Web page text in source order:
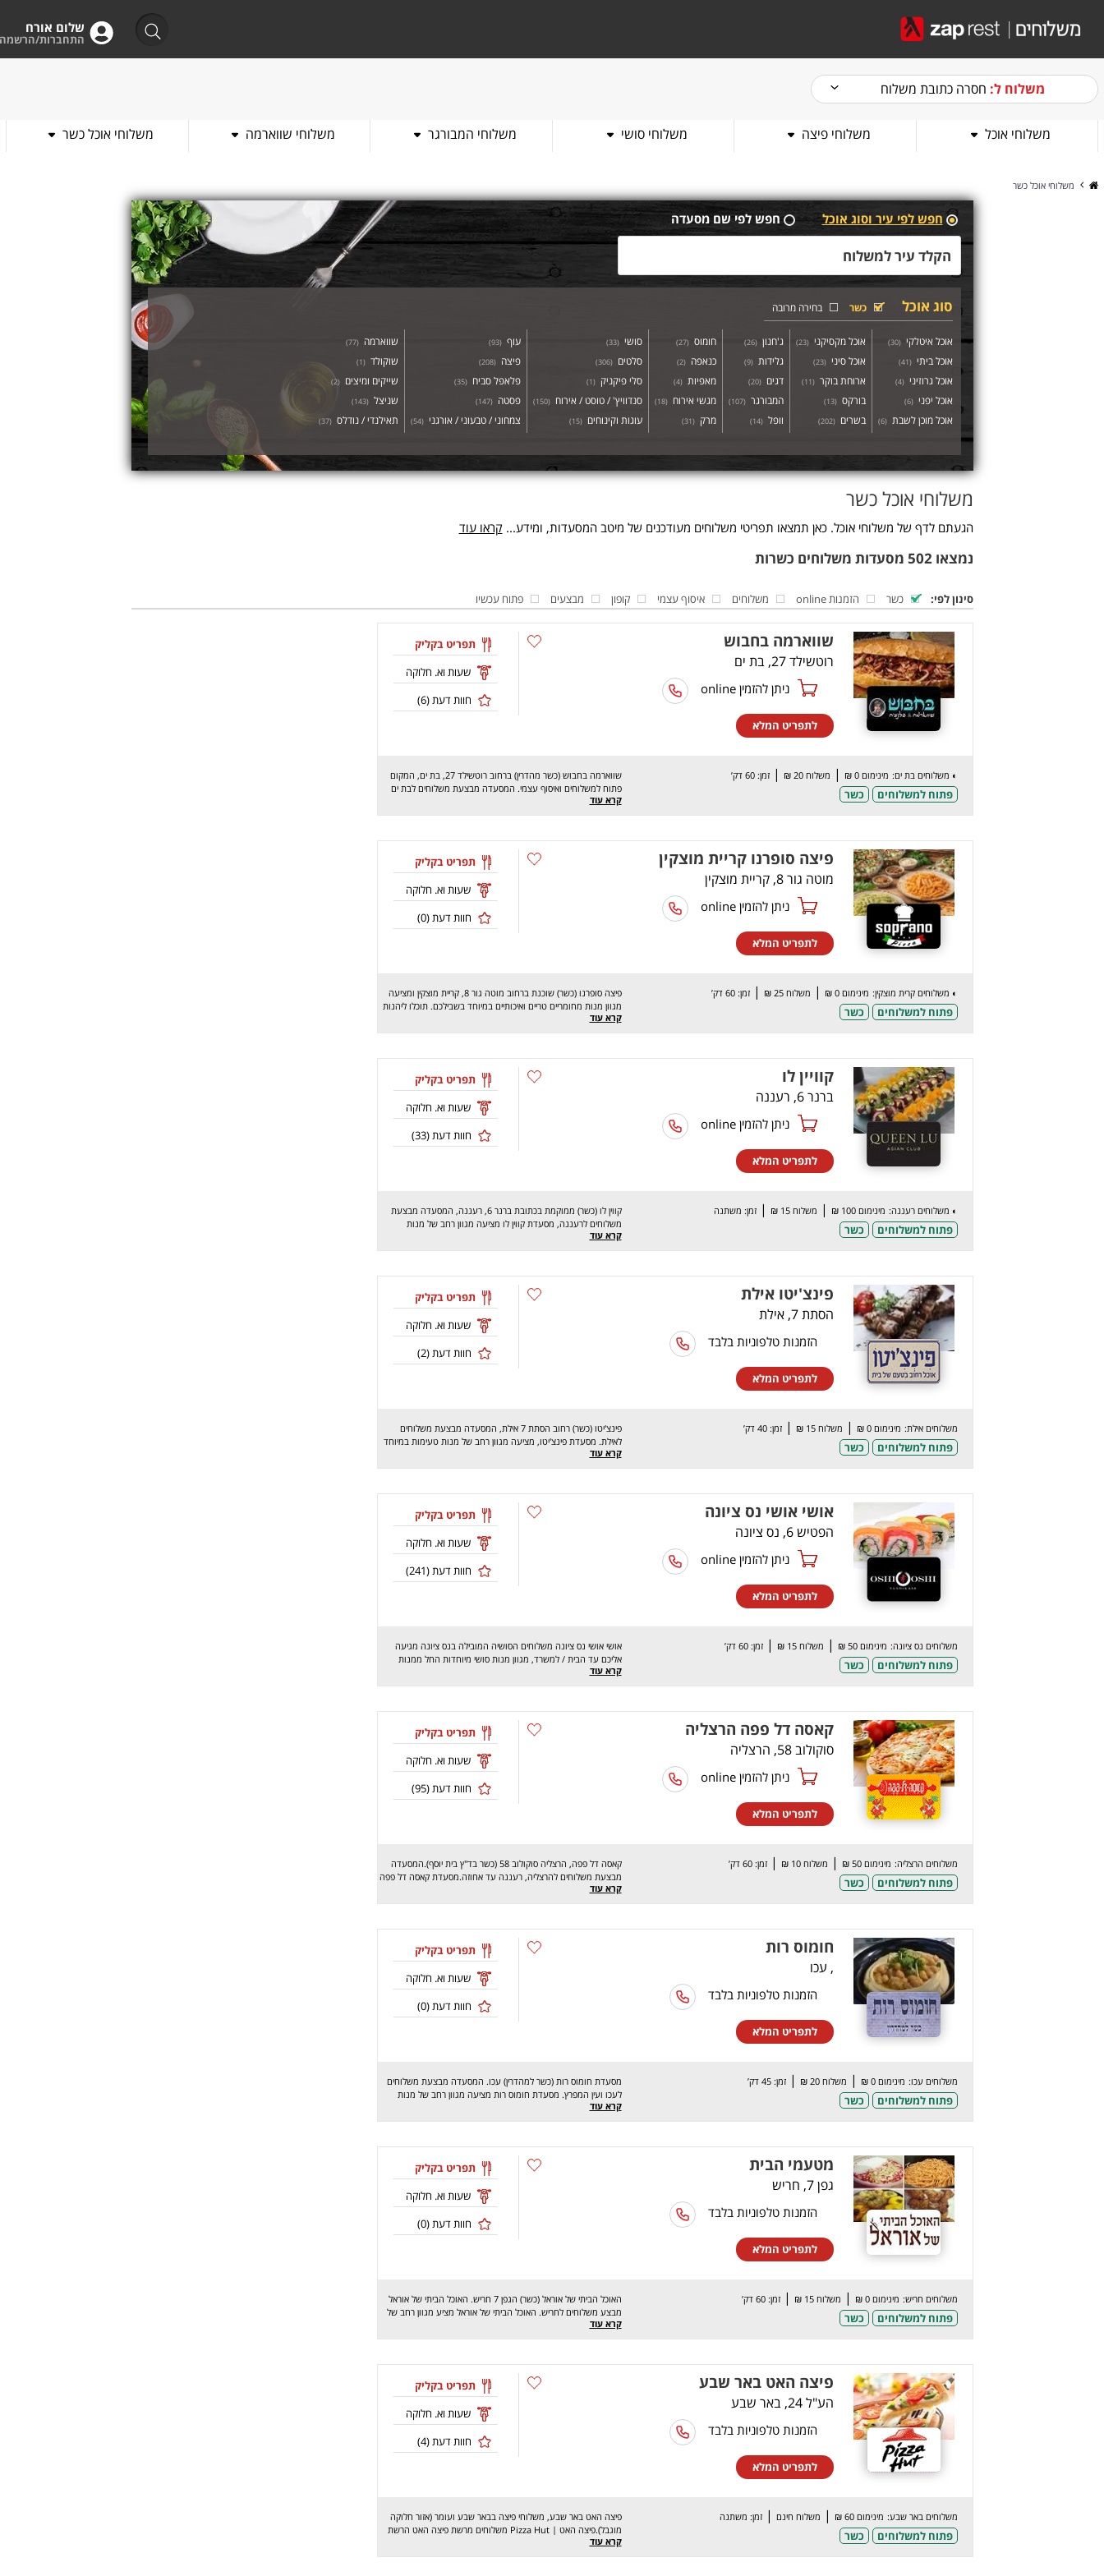
שלום אורח
התחברות/הרשמה
משלוח ל: חסרה כתובת משלוח
משלוחי אוכל משלוחי פיצה משלוחי סושי משלוחי המבורגר משלוחי שווארמה משלוחי אוכל כשר
משלוחי אוכל כשר
חפש לפי עיר וסוג אוכל חפש לפי שם מסעדה
סוג אוכל כשר בחירה מרובה
אוכל איטלקי (
30
)
אוכל ביתי (
41
)
אוכל גרוזיני (
4
)
אוכל יפני (
6
)
אוכל מוכן לשבת (
6
)
אוכל מקסיקני (
23
)
אוכל סיני (
23
)
ארוחת בוקר (
11
)
בורקס (
13
)
בשרים (
202
)
ג'חנון (
26
)
גלידות (
9
)
דגים (
20
)
המבורגר (
107
)
וופל (
14
)
חומוס (
27
)
כנאפה (
2
)
מאפיות (
4
)
מגשי אירוח (
18
)
מרק (
31
)
סושי (
33
)
סלטים (
306
)
סלי פיקניק (
1
)
סנדוויץ' / טוסט / אירוח (
150
)
עוגות וקינוחים (
15
)
עוף (
93
)
פיצה (
208
)
פלאפל סביח (
35
)
פסטה (
147
)
צמחוני / טבעוני / אורגני (
54
)
שווארמה (
77
)
שוקולד (
1
)
שייקים ומיצים (
2
)
שניצל (
143
)
תאילנדי / נודלס (
37
)
משלוחי אוכל כשר
הגעתם לדף של משלוחי אוכל. כאן תמצאו תפריטי משלוחים מעודכנים של מיטב המסעדות, ומידע... קראו עוד
נמצאו 502 מסעדות משלוחים כשרות
סינון לפי: כשר הזמנות online משלוחים איסוף עצמי קופון מבצעים פתוח עכשיו
שווארמה בחבוש
רוטשילד 27, בת ים
ניתן להזמין online
לתפריט המלא
תפריט בקליק
שעות וא. חלוקה
חוות דעת (6
)
◐ משלוחים בת ים: מינימום 0 ₪ | משלוח 20 ₪ | זמן: 60 דק’
פתוח למשלוחים כשר
שווארמה בחבוש (כשר מהדרין) ברחוב רוטשילד 27, בת ים, המקום
פתוח למשלוחים ואיסוף עצמי. המסעדה מבצעת משלוחים לבת ים
והסביבה...המסעדה מציעה מגוון רחב של מנות טעימות במיוחד.
מחכים לכם לחוויה מהנה, שיהיה בתיאבון!
קרא עוד
פיצה סופרנו קריית מוצקין
מוטה גור 8, קריית מוצקין
ניתן להזמין online
לתפריט המלא
תפריט בקליק
שעות וא. חלוקה
חוות דעת (0
)
◐ משלוחים קרית מוצקין: מינימום 0 ₪ | משלוח 25 ₪ | זמן: 60 דק’
פתוח למשלוחים כשר
פיצה סופרנו (כשר) שוכנת ברחוב מוטה גור 8, קריית מוצקין ומציעה
מגוון מנות מחומריים טריים ואיכותיים במיוחד בשבילכם. תוכלו ליהנות
ממגוון מנות כמו: פיצות בעבודות יעד, פסטות, מאפים טריים, סלטים
ועוד. "פיצה סופרנו " מבצעת משלוחים בקרית מוצקין והסביבה.
קרא עוד
קוויין לו
ברנר 6, רעננה
ניתן להזמין online
לתפריט המלא
תפריט בקליק
שעות וא. חלוקה
חוות דעת (33
)
◐ משלוחים רעננה: מינימום 100 ₪ | משלוח 15 ₪ | זמן: משתנה
פתוח למשלוחים כשר
קווין לו (כשר) ממוקמת בכתובת ברנר 6, רעננה, המסעדה מבצעת
משלוחים לרעננה, מסעדת קווין לו מציעה מגוון רחב של מנות
טעימות במיוחד כמו אגרול ממולא פרגית או טופו, פפאיה ירוקה
בטמפורה, פאד תאי עם פרגית ועוד, מחכים לכם לחוויה מהנה, שיהיה
קרא עוד
פינצ'יטו אילת
הסתת 7, אילת
הזמנות טלפוניות בלבד
לתפריט המלא
תפריט בקליק
שעות וא. חלוקה
חוות דעת (2
)
משלוחים אילת: מינימום 0 ₪ | משלוח 15 ₪ | זמן: 40 דק’
פתוח למשלוחים כשר
פינצ'יטו (כשר) רחוב הסתת 7 אילת, המסעדה מבצעת משלוחים
לאילת. מסעדת פינצ'יטו, מציעה מגוון רחב של מנות טעימות במיוחד
כמו: עראיס - קציצות בשר טחון בפיתה, סופלקי - פרגית בשומן, סטייק
בפרנה, קבב ושניצל של אמא. מחכים לכם לחוויה מהנה, שיהיה
קרא עוד
אושי אושי נס ציונה
הפטיש 6, נס ציונה
ניתן להזמין online
לתפריט המלא
תפריט בקליק
שעות וא. חלוקה
חוות דעת (241
)
משלוחים נס ציונה: מינימום 50 ₪ | משלוח 15 ₪ | זמן: 60 דק’
פתוח למשלוחים כשר
אושי אושי נס ציונה משלוחים הסושיה המובילה בנס ציונה מגיעה
אליכם עד הבית / למשרד, מגוון מנות סושי מיוחדות החל ממנות
מאקי, פוטומאקי, טמפורה, קונוסים, סימישי, ניגירי, סלטים ועוד. תפריט
המשלוחים המצולם של אושי אושי נס ציונה מאפשר לכם לראות איך
מקפידים על טריות החומרים החל מהירקות, האורז והדגים. שירות
המשלוחים מגיע לנס ציונה, באר יעקב, רחובות, בית עוד ובית חנן.
קיים מינימום הזמנה ודמי משלוח לכל אזור מומלץ להתעדכן בנושא
מול הטלפן. אושי אושי משלוחים - איכות, שירות וחוויה בלתי רגילה
קרא עוד
קאסה דל פפה הרצליה
סוקולוב 58, הרצליה
ניתן להזמין online
לתפריט המלא
תפריט בקליק
שעות וא. חלוקה
חוות דעת (95
)
משלוחים הרצליה: מינימום 50 ₪ | משלוח 10 ₪ | זמן: 60 דק’
פתוח למשלוחים כשר
קאסה דל פפה, הרצליה סוקולוב 58 (כשר בד"ץ בית יוסף).המסעדה
מבצעת משלוחים להרצליה, רעננה עד אחוזה.מסעדת קאסה דל פפה
מציעה מגוון רחב של מנות טעימות במיוחד כמו מגוון פיצות, מגולגל
בולגרית, ג'חנון תימני גדול במיוחד, פסטה ברוטב שמנת פטריות,
שיהיה בתאבון!
קרא עוד
חומוס רות
, עכו
הזמנות טלפוניות בלבד
לתפריט המלא
תפריט בקליק
שעות וא. חלוקה
חוות דעת (0
)
משלוחים עכו: מינימום 0 ₪ | משלוח 20 ₪ | זמן: 45 דק’
פתוח למשלוחים כשר
מסעדת חומוס רות (כשר למהדרין) עכו. המסעדה מבצעת משלוחים
לעכו ועין המפרץ. מסעדת חומוס רות מציעה מגוון רחב של מנות
טעימות במיוחד כמו: חומוס, חומוסביח, שקשוקחומוס, משוואשה,
פלאפל, סלט ירקות, סביח, מושט, שקשוקה ועוד. מחכים לכם לחוויה
קרא עוד
מטעמי הבית
גפן 7, חריש
הזמנות טלפוניות בלבד
לתפריט המלא
תפריט בקליק
שעות וא. חלוקה
חוות דעת (0
)
משלוחים חריש: מינימום 0 ₪ | משלוח 15 ₪ | זמן: 60 דק’
פתוח למשלוחים כשר
האוכל הביתי של אוראל (כשר) הגפן 7 חריש. האוכל הביתי של אוראל
מבצע משלוחים לחריש. האוכל הביתי של אוראל מציע מגוון רחב של
מנות טעימות במיוחד (לימי חול, לשבתות ולאירועים) כמו: שניצל,
מפרום, עוף בגריל, צלי כתף, חזה עוף בטמפורה, כנפיים, קציצות בקר,
קוסקוס, פלפלים ממולאים, מגוון רחב של סלטים ועוד. מחכים לכם
לחוויה מהנה, שיהיה בתאבון !
קרא עוד
פיצה האט באר שבע
הע"ל 24, באר שבע
הזמנות טלפוניות בלבד
לתפריט המלא
תפריט בקליק
שעות וא. חלוקה
חוות דעת (4
)
משלוחים באר שבע: מינימום 60 ₪ | משלוח חינם | זמן: משתנה
פתוח למשלוחים כשר
פיצה האט באר שבע, משלוחי פיצה בבאר שבע ועומר (אזור חלוקה
מוגבל).פיצה האט | Pizza Hut משלוחים מרשת פיצה האט הרשת
מגישה לכם את הפיצה הנהדרת עם הבצק העבה העסיסי הכה אופייני
קרא עוד